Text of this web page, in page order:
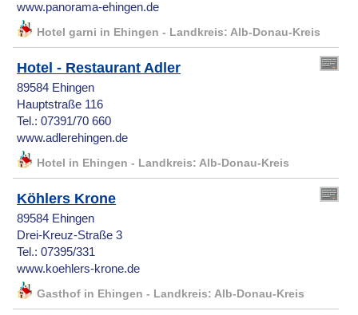
www.panorama-ehingen.de
Hotel garni in Ehingen - Landkreis: Alb-Donau-Kreis
Hotel - Restaurant Adler
89584 Ehingen
Hauptstraße 116
Tel.: 07391/70 660
www.adlerehingen.de
Hotel in Ehingen - Landkreis: Alb-Donau-Kreis
Köhlers Krone
89584 Ehingen
Drei-Kreuz-Straße 3
Tel.: 07395/331
www.koehlers-krone.de
Gasthof in Ehingen - Landkreis: Alb-Donau-Kreis